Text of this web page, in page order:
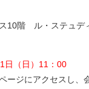
10階 ル・ステュデ
日（日）11：00
ージにアクセスし、